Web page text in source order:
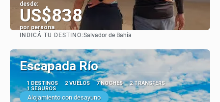
desde:
US$838
por persona
INDICÁ TU DESTINO:Salvador de Bahía
Escapada Río
1 DESTINOS 2 VUELOS 7 NOCHES
2 TRANSFERS
1 SEGUROS
Alojamiento con desayuno